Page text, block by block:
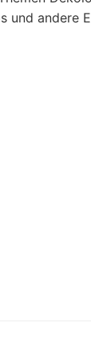
und andere